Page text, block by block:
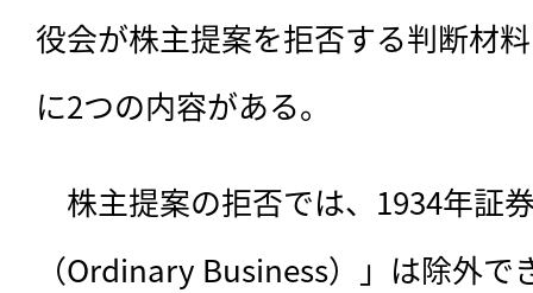
役会が株主提案を拒否する判断材
に2つの内容がある。
株主提案の拒否では、1934年証
（Ordinary Business）」は除外で